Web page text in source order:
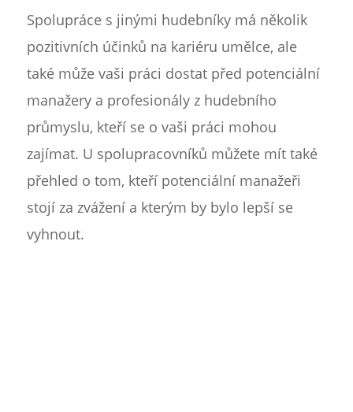
Spolupráce s jinými hudebníky má několik
pozitivních účinků na kariéru umělce, ale
také může vaši práci dostat před potenciální
manažery a profesionály z hudebního
průmyslu, kteří se o vaši práci mohou
zajímat. U spolupracovníků můžete mít také
přehled o tom, kteří potenciální manažeři
stojí za zvážení a kterým by bylo lepší se
vyhnout.